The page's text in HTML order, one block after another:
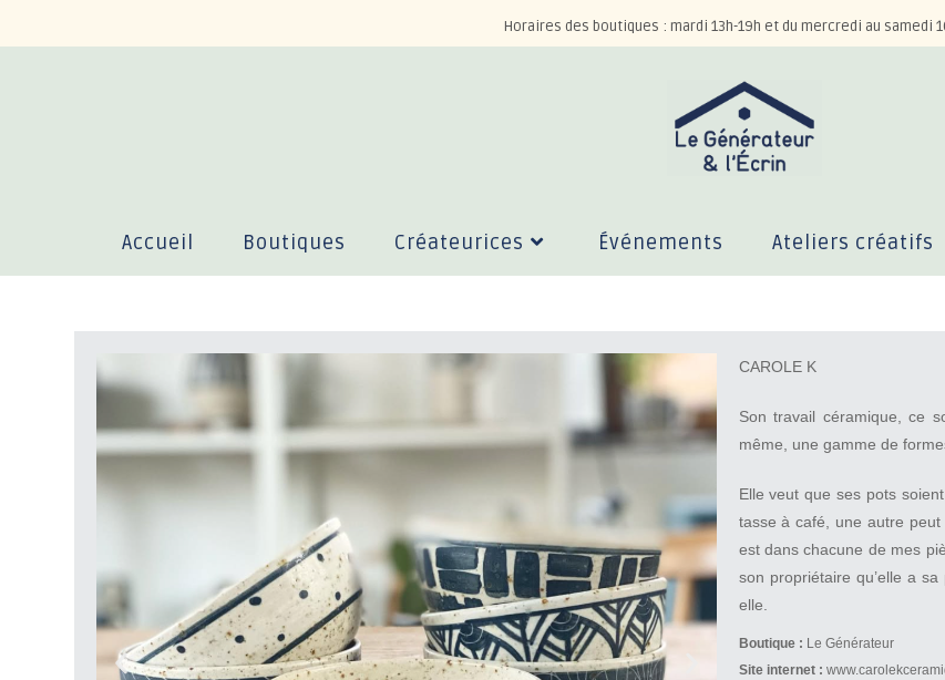
Horaires des boutiques : mardi 13h-19h et du mercredi au samedi
Accueil Boutiques Créateurices Événements Ateliers créatifs
CAROLE K
Son travail céramique, ce
même, une gamme de
Elle veut que ses pots
tasse à café, une autre
est dans chacune de mes
son propriétaire qu’elle a
elle.
Boutique : Le Générateur
Site internet :